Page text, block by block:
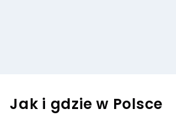
Jak i gdzie w Polsce